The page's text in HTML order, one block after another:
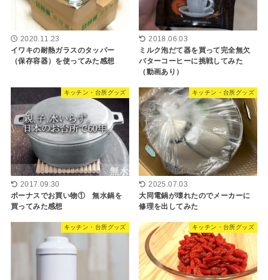
2020.11.23
イワキの耐熱ガラスのタッパー
（保存容器）を使ってみた感想
2018.06.03
ミルク泡だて器を買って完全無欠
バターコーヒーに挑戦してみた
（動画あり）
キッチン・台所グッズ
2017.09.30
ボーナスでお買い物① 無水鍋を
買ってみた感想
キッチン・台所グッズ
2025.07.03
大同電鍋が壊れたのでメーカーに
修理を出してみた
キッチン・台所グッズ キッチン・台所グッズ